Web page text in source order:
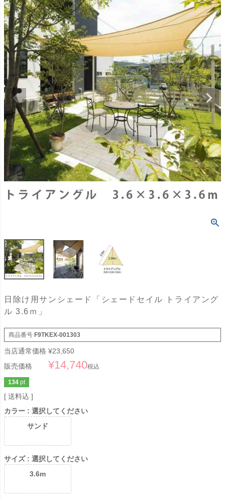
日除け用サンシェード「シェードセイル トライアング
ル 3.6ｍ」
商品番号 F9TKEX-001303
当店通常価格 ¥23,650
販売価格
¥14,740税込
134 pt
送料込
カラー
選択してください
サンド
サイズ
選択してください
3.6m